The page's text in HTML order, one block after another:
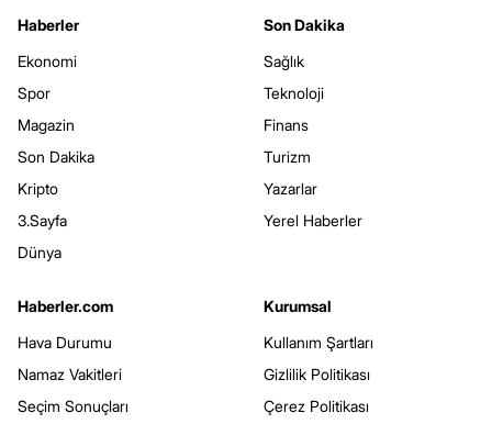
Haberler
Ekonomi
Spor
Magazin
Son Dakika
Kripto
3.Sayfa
Dünya
Son Dakika
Sağlık
Teknoloji
Finans
Turizm
Yazarlar
Yerel Haberler
Haberler.com
Hava Durumu
Namaz Vakitleri
Seçim Sonuçları
Kurumsal
Kullanım Şartları
Gizlilik Politikası
Çerez Politikası